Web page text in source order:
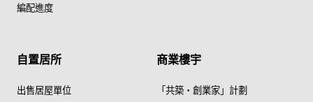
編配進度
自置居所
出售居屋單位
商業樓宇
「共築・創業家」計劃